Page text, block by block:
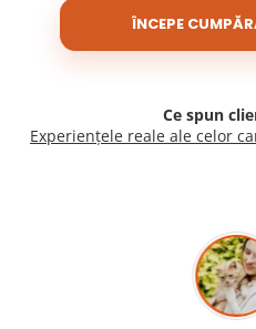
ÎNCEPE
Ce spun
Experiențele reale ale celor